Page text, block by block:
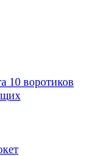
10 воротиков